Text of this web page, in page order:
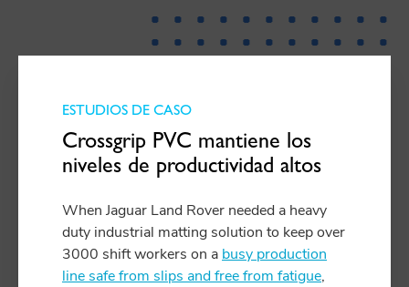
ESTUDIOS DE CASO
Crossgrip PVC mantiene los
niveles de productividad altos
When Jaguar Land Rover needed a heavy
duty industrial matting solution to keep over
3000 shift workers on a busy production
line safe from slips and free from fatigue,